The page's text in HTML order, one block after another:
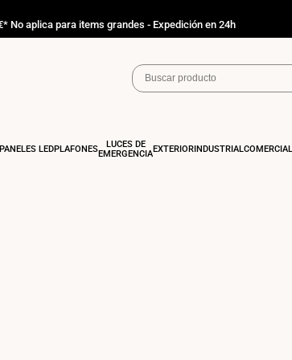
No aplica para items grandes - Expedición en 24h
PANELES LEDPLAFONES
LUCES DE
EMERGENCIAEXTERIORINDUSTRIAL COMERCIAL